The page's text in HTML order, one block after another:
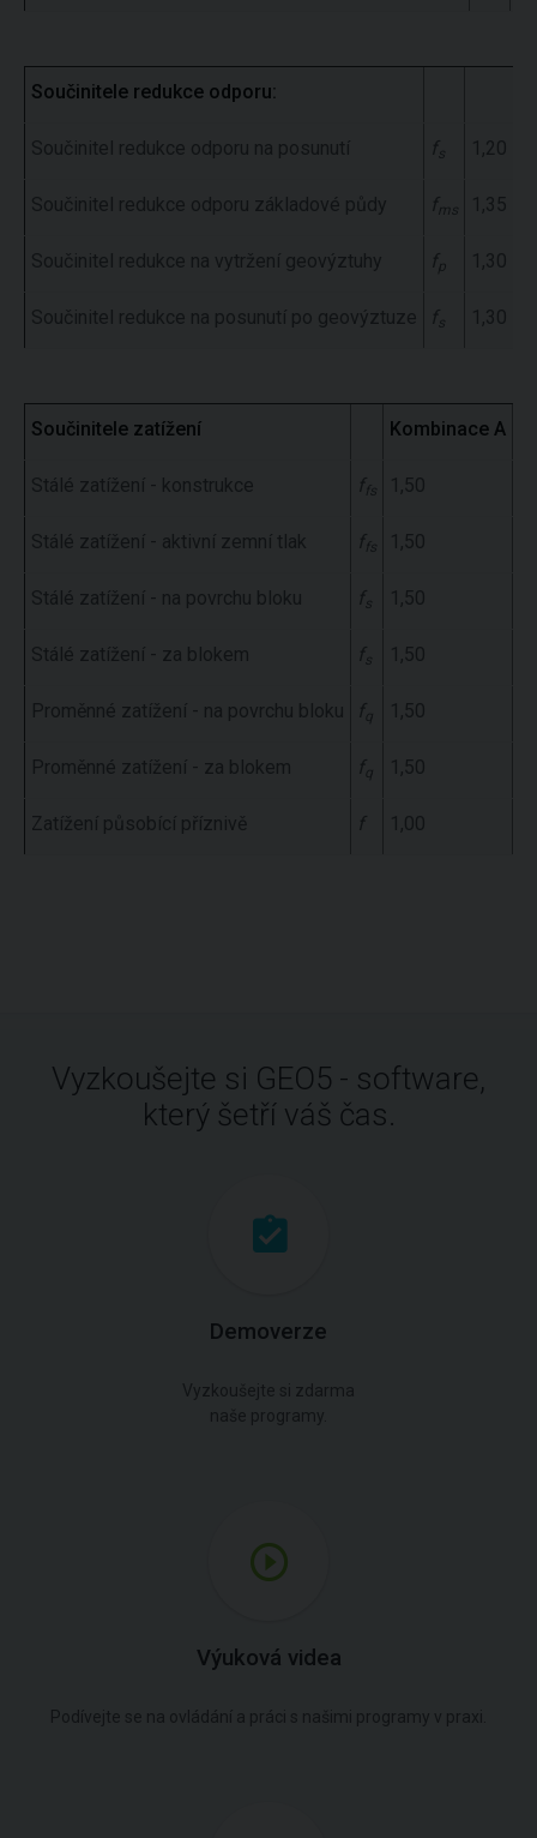
Součinitele redukce odporu:
Součinitel redukce odporu na posunutí fs 1,20
Součinitel redukce odporu základové půdy fms 1,35
Součinitel redukce na vytržení geovýztuhy fp 1,30
Součinitel redukce na posunutí po geovýztuze fs 1,30
Součinitele zatížení Kombinace A
Stálé zatížení - konstrukce f fs 1,50
Stálé zatížení - aktivní zemní tlak f fs 1,50
Stálé zatížení - na povrchu bloku fs 1,50
Stálé zatížení - za blokem fs 1,50
Proměnné zatížení - na povrchu bloku f q 1,50
Proměnné zatížení - za blokem f q 1,50
Zatížení působící příznivě f 1,00
Vyzkoušejte si GEO5 - software,
který šetří váš čas.
Demoverze
Vyzkoušejte si zdarma
naše programy.
Výuková videa
Podívejte se na ovládání a práci s našimi programy v praxi.